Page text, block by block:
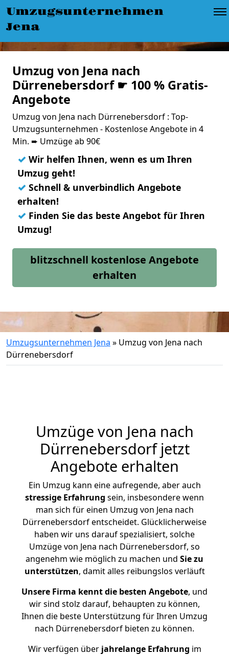
Umzugsunternehmen
Jena
Umzug von Jena nach
Dürrenebersdorf ☛ 100 % Gratis-
Angebote
Umzug von Jena nach Dürrenebersdorf : Top-
Umzugsunternehmen - Kostenlose Angebote in 4
Min. ➨ Umzüge ab 90€
✓ Wir helfen Ihnen, wenn es um Ihren
Umzug geht!
✓ Schnell & unverbindlich Angebote
erhalten!
✓ Finden Sie das beste Angebot für Ihren
Umzug!
blitzschnell kostenlose Angebote
erhalten
Umzugsunternehmen Jena » Umzug von Jena nach
Dürrenebersdorf
Umzüge von Jena nach
Dürrenebersdorf jetzt
Angebote erhalten
Ein Umzug kann eine aufregende, aber auch
stressige Erfahrung sein, insbesondere wenn
man sich für einen Umzug von Jena nach
Dürrenebersdorf entscheidet. Glücklicherweise
haben wir uns darauf spezialisiert, solche
Umzüge von Jena nach Dürrenebersdorf, so
angenehm wie möglich zu machen und Sie zu
unterstützen, damit alles reibungslos verläuft
Unsere Firma kennt die besten Angebote, und
wir sind stolz darauf, behaupten zu können,
Ihnen die beste Unterstützung für Ihren Umzug
nach Dürrenebersdorf bieten zu können.
Wir verfügen überjahrelange Erfahrung im